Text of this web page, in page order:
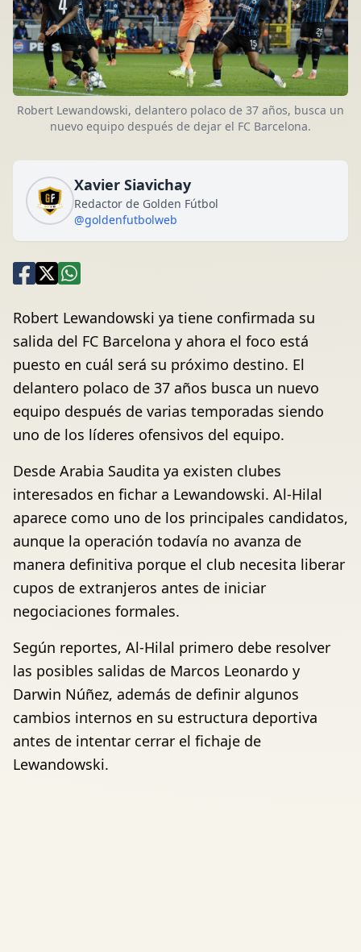
Robert Lewandowski, delantero polaco de 37 años, busca un
nuevo equipo después de dejar el FC Barcelona.
Xavier Siavichay
Redactor de Golden Fútbol
@goldenfutbolweb
Robert Lewandowski ya tiene confirmada su
salida del FC Barcelona y ahora el foco está
puesto en cuál será su próximo destino. El
delantero polaco de 37 años busca un nuevo
equipo después de varias temporadas siendo
uno de los líderes ofensivos del equipo.
Desde Arabia Saudita ya existen clubes
interesados en fichar a Lewandowski. Al-Hilal
aparece como uno de los principales candidatos,
aunque la operación todavía no avanza de
manera definitiva porque el club necesita liberar
cupos de extranjeros antes de iniciar
negociaciones formales.
Según reportes, Al-Hilal primero debe resolver
las posibles salidas de Marcos Leonardo y
Darwin Núñez, además de definir algunos
cambios internos en su estructura deportiva
antes de intentar cerrar el fichaje de
Lewandowski.